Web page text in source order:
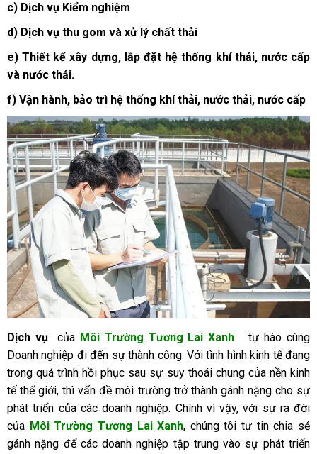
c) Dịch vụ Kiểm nghiệm
d) Dịch vụ thu gom và xử lý chất thải
e) Thiết kế xây dựng, lắp đặt hệ thống khí thải, nước cấp
và nước thải.
f) Vận hành, bảo trì hệ thống khí thải, nước thải, nước cấp
Dịch vụ của Môi Trường Tương Lai Xanh
tự hào cùng
Doanh nghiệp đi đến sự thành công. Với tình hình kinh tế đang
trong quá trình hồi phục sau sự suy thoái chung của nền kinh
tế thế giới, thì vấn đề môi trường trở thành gánh nặng cho sự
phát triển của các doanh nghiệp. Chính vì vậy, với sự ra đời
của Môi Trường Tương Lai Xanh, chúng tôi tự tin chia sẻ
gánh nặng để các doanh nghiệp tập trung vào sự phát triển